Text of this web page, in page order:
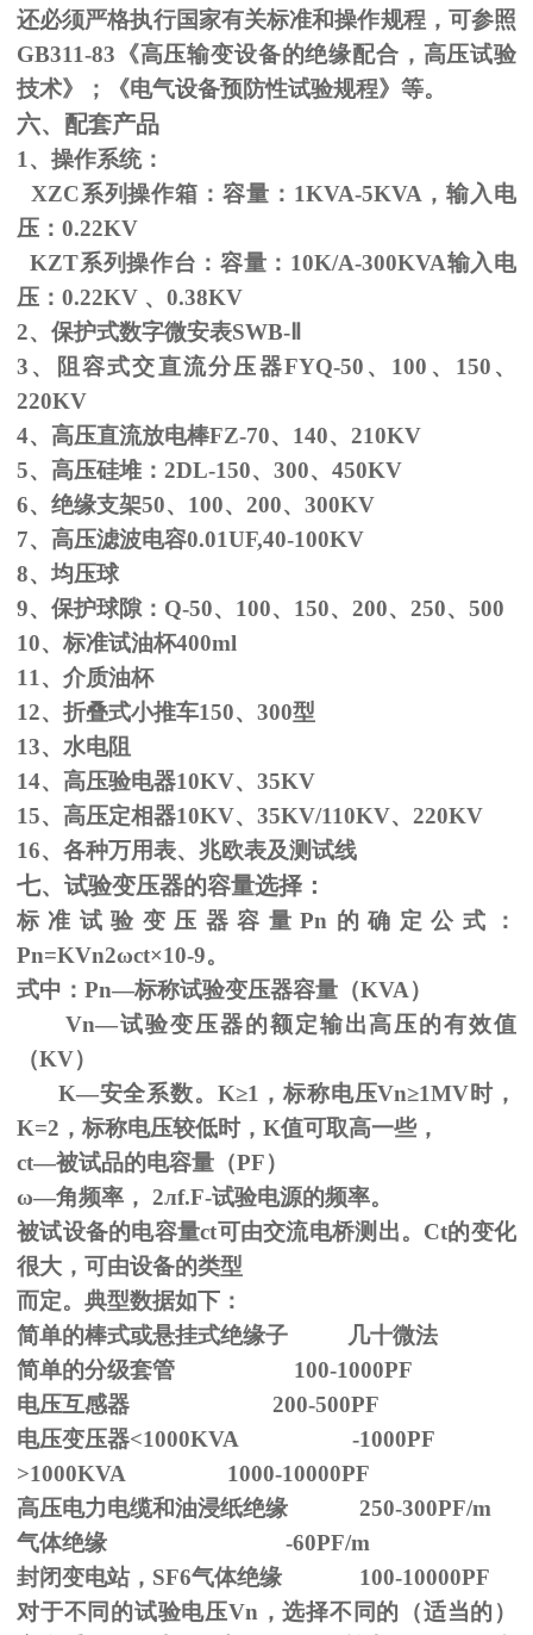
还必须严格执行国家有关标准和操作规程，可参照
GB311-83 《高压输变设备的绝缘配合，高压试验
技术》；《电气设备预防性试验规程》等。
六、配套产品
1、操作系统：
XZC系列操作箱：容量： 1KVA-5KVA ，输入电
压： 0.22KV
KZT系列操作台：容量： 10K/A-300KVA输入电
压： 0.22KV 、 0.38KV
2、保护式数字微安表SWB-
3、阻容式交直流分压器FYQ-50 、 100 、 150 、
220KV
4、高压直流放电棒FZ-70、 140、 210KV
5、高压硅堆： 2DL-150、 300、 450KV
6、绝缘支架50、 100、 200、 300KV
7、高压滤波电容0.01UF,40-100KV
8、均压球
9、保护球隙： Q-50、 100、 150、 200、 250、 500
10、标准试油杯400ml
11、介质油杯
12、折叠式小推车150、 300型
13、水电阻
14、高压验电器10KV、 35KV
15、高压定相器10KV、 35KV/110KV、 220KV
16、各种万用表、兆欧表及测试线
七、试验变压器的容量选择：
标准试验变压器容量Pn 的确定公式：
Pn=KVn2ωct×10-9。
式中： Pn—标称试验变压器容量（KVA）
Vn—试验变压器的额定输出高压的有效值
（KV）
K—安全系数。 K≥1，标称电压Vn≥1MV时，
K=2，标称电压较低时，K值可取高一些，
ct—被试品的电容量（PF）
ω—角频率， 2лf.F-试验电源的频率。
被试设备的电容量ct可由交流电桥测出。Ct的变化
很大，可由设备的类型
而定。典型数据如下：
简单的棒式或悬挂式绝缘子 几十微法
简单的分级套管 100-1000PF
电压互感器 200-500PF
电压变压器<1000KVA -1000PF
>1000KVA 1000-10000PF
高压电力电缆和油浸纸绝缘 250-300PF/m
气体绝缘 -60PF/m
封闭变电站，SF6气体绝缘 100-10000PF
对于不同的试验电压Vn ，选择不同的（适当的）